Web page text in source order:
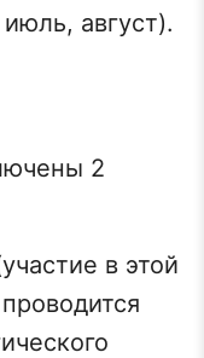
август).
2
в этой